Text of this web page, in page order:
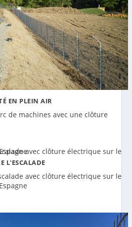
EN PLEIN AIR
de machines avec une clôture
L'ESCALADE
avec clôture électrique sur le